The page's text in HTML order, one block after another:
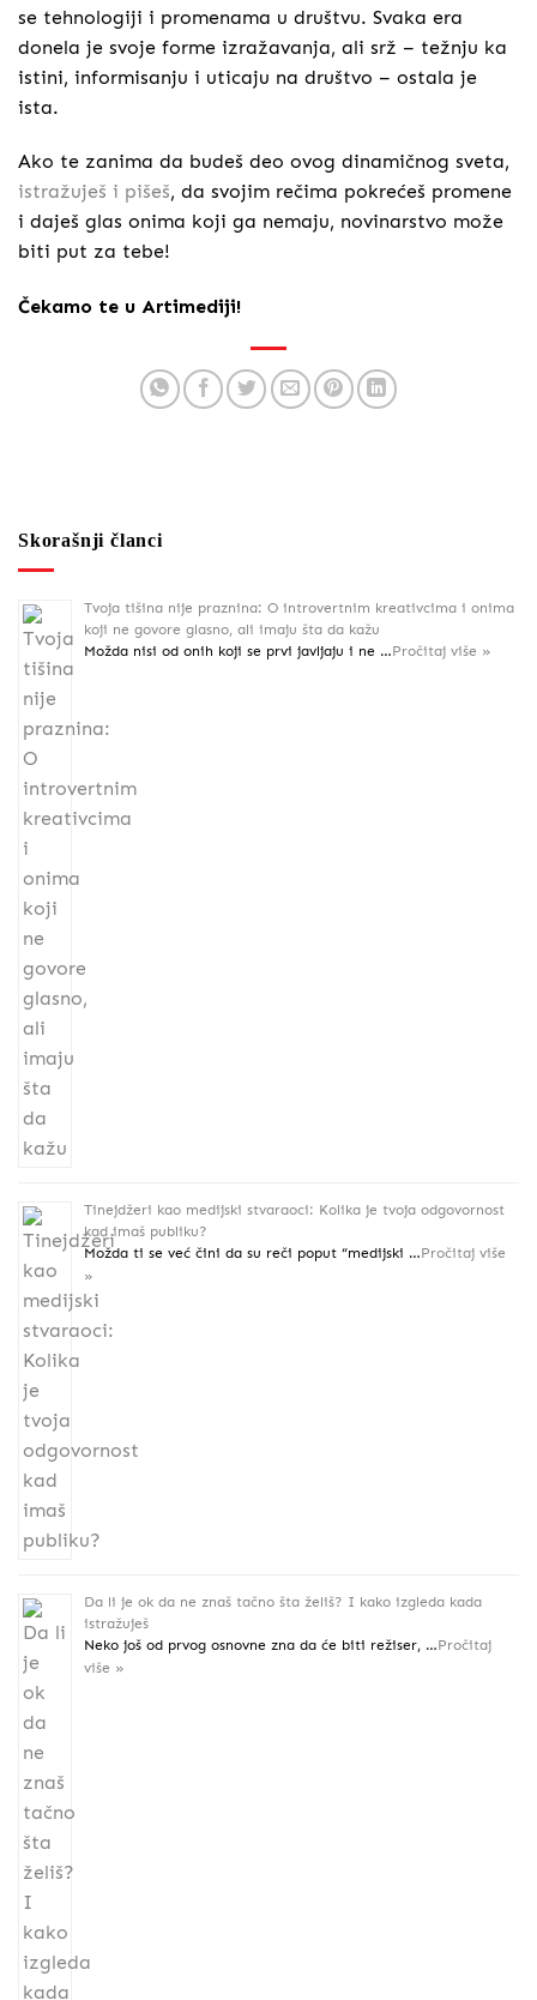
se tehnologiji i promenama u društvu. Svaka era
donela je svoje forme izražavanja, ali srž – težnju ka
istini, informisanju i uticaju na društvo – ostala je
ista.
Ako te zanima da budeš deo ovog dinamičnog sveta,
istražuješ i pišeš, da svojim rečima pokrećeš promene
i daješ glas onima koji ga nemaju, novinarstvo može
biti put za tebe!
Čekamo te u Artimediji!
Skorašnji članci
Tvoja tišina nije praznina: O introvertnim kreativcima i onima
koji ne govore glasno, ali imaju šta da kažu
Možda nisi od onih koji se prvi javljaju i ne …Pročitaj više »
Tinejdžeri kao medijski stvaraoci: Kolika je tvoja odgovornost
kad imaš publiku?
Možda ti se već čini da su reči poput “medijski …Pročitaj više
»
Da li je ok da ne znaš tačno šta želiš? I kako izgleda kada
istražuješ
Neko još od prvog osnovne zna da će biti režiser, …Pročitaj
više »